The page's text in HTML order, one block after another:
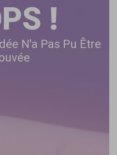
!
N'a Pas Pu Être